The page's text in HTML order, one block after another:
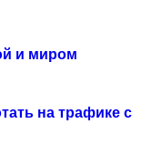
и миром
на трафике с